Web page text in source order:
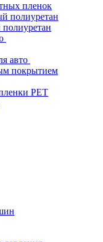
пленок
полиуретан
авто
покрытием
PET